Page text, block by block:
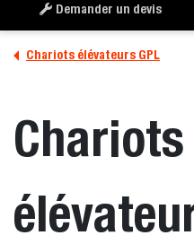
Demander un devis
Chariots élévateurs GPL
Chariots